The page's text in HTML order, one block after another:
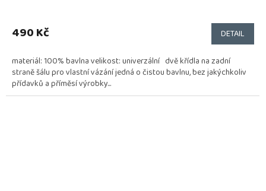
490 Kč DETAIL
materiál: 100% bavlna velikost: univerzální dvě křídla na zadní
straně šálu pro vlastní vázání jedná o čistou bavlnu, bez jakýchkoliv
přídavků a příměsí výrobky...